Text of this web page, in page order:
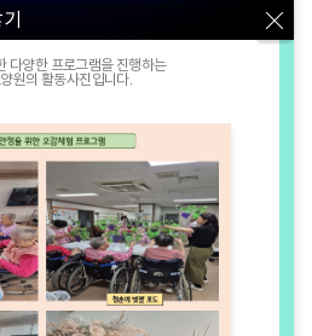
토갤러리
다양한 프로그램을 진행하는
원의 활동사진입니다.